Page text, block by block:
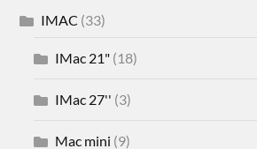
IMAC (33)
IMac 21" (18)
IMac 27'' (3)
Mac mini (9)